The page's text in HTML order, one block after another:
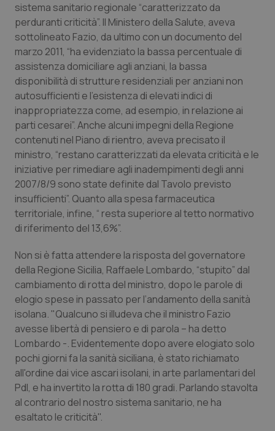
Emilia-Romagna
Friuli Venezia Giulia
Lazio
Liguria
Lombardia
Marche
Molise
Provincia Autonoma di Bolzano
Provincia Autonoma di Trento
Puglia
Sardegna
Sicilia
Colesterolo & coronaropatie
Dermatite Atopica
Diabete & glucometri
Disturbi dell’umore
Dolore
Donna & Salute
Epatiti
Infezioni & Febbre
Ipertensione & Scompenso
Malattie rare
Malattia di Crohn & Rettocolite Ulcerosa
Neuroscienze & patologie neurodegenerative
sistema sanitario regionale “caratterizzato da
perduranti criticità”. Il Ministero della Salute, aveva
sottolineato Fazio, da ultimo con un documento del
marzo 2011, “ha evidenziato la bassa percentuale di
assistenza domiciliare agli anziani, la bassa
disponibilità di strutture residenziali per anziani non
autosufficienti e l’esistenza di elevati indici di
inappropriatezza come, ad esempio, in relazione ai
parti cesarei”. Anche alcuni impegni della Regione
contenuti nel Piano di rientro, aveva precisato il
ministro, “restano caratterizzati da elevata criticità e le
iniziative per rimediare agli inadempimenti degli anni
2007/8/9 sono state definite dal Tavolo previsto
insufficienti”. Quanto alla spesa farmaceutica
territoriale, infine, “ resta superiore al tetto normativo
di riferimento del 13,6%”.
Non si è fatta attendere la risposta del governatore
della Regione Sicilia, Raffaele Lombardo, “stupito” dal
cambiamento di rotta del ministro, dopo le parole di
elogio spese in passato per l’andamento della sanità
isolana. "Qualcuno si illudeva che il ministro Fazio
avesse libertà di pensiero e di parola – ha detto
Lombardo -. Evidentemente dopo avere elogiato solo
pochi giorni fa la sanità siciliana, è stato richiamato
all'ordine dai vice ascari isolani, in arte parlamentari del
Pdl, e ha invertito la rotta di 180 gradi. Parlando stavolta
al contrario del nostro sistema sanitario, ne ha
esaltato le criticità".